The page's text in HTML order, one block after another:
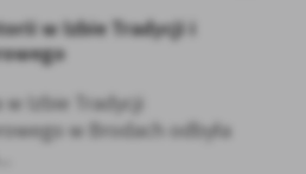
w Izbie Tradycji i
w Izbie Tradycji
w Brodach odbyła